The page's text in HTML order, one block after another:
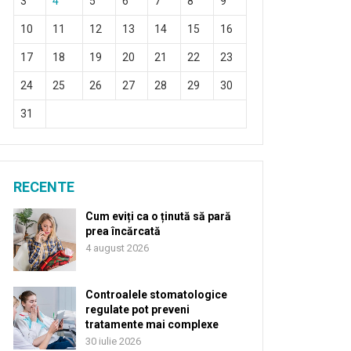
10 11 12 13 14 15 16
17 18 19 20 21 22 23
24 25 26 27 28 29 30
31
RECENTE
Cum eviți ca o ținută să pară
prea încărcată
4 august 2026
Controalele stomatologice
regulate pot preveni
tratamente mai complexe
30 iulie 2026